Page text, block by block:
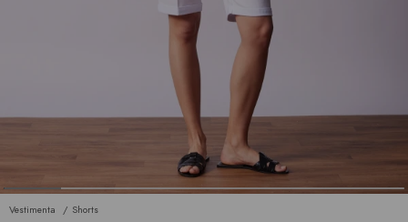
Vestimenta Shorts